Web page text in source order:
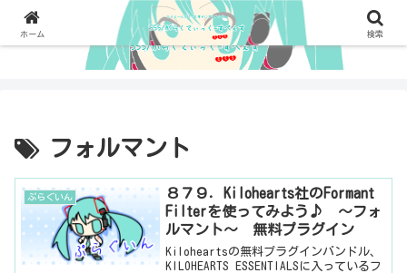
フォルマント
ぷらぐいん
８７９．Kilohearts社のFormant
Filterを使ってみよう♪ ～フォ
ルマント～ 無料プラグイン
Kiloheartsの無料プラグインバンドル、
KILOHEARTS ESSENTIALSに入っているフ
ホーム 検索